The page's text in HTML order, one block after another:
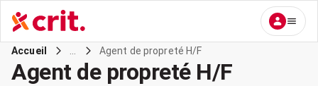
Accueil Agent de propreté H/F
Agent de propreté H/F